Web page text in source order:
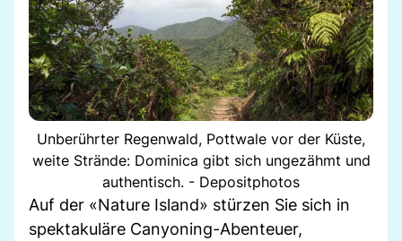
Unberührter Regenwald, Pottwale vor der Küste,
weite Strände: Dominica gibt sich ungezähmt und
authentisch. - Depositphotos
Auf der «Nature Island» stürzen Sie sich in
spektakuläre Canyoning-Abenteuer,